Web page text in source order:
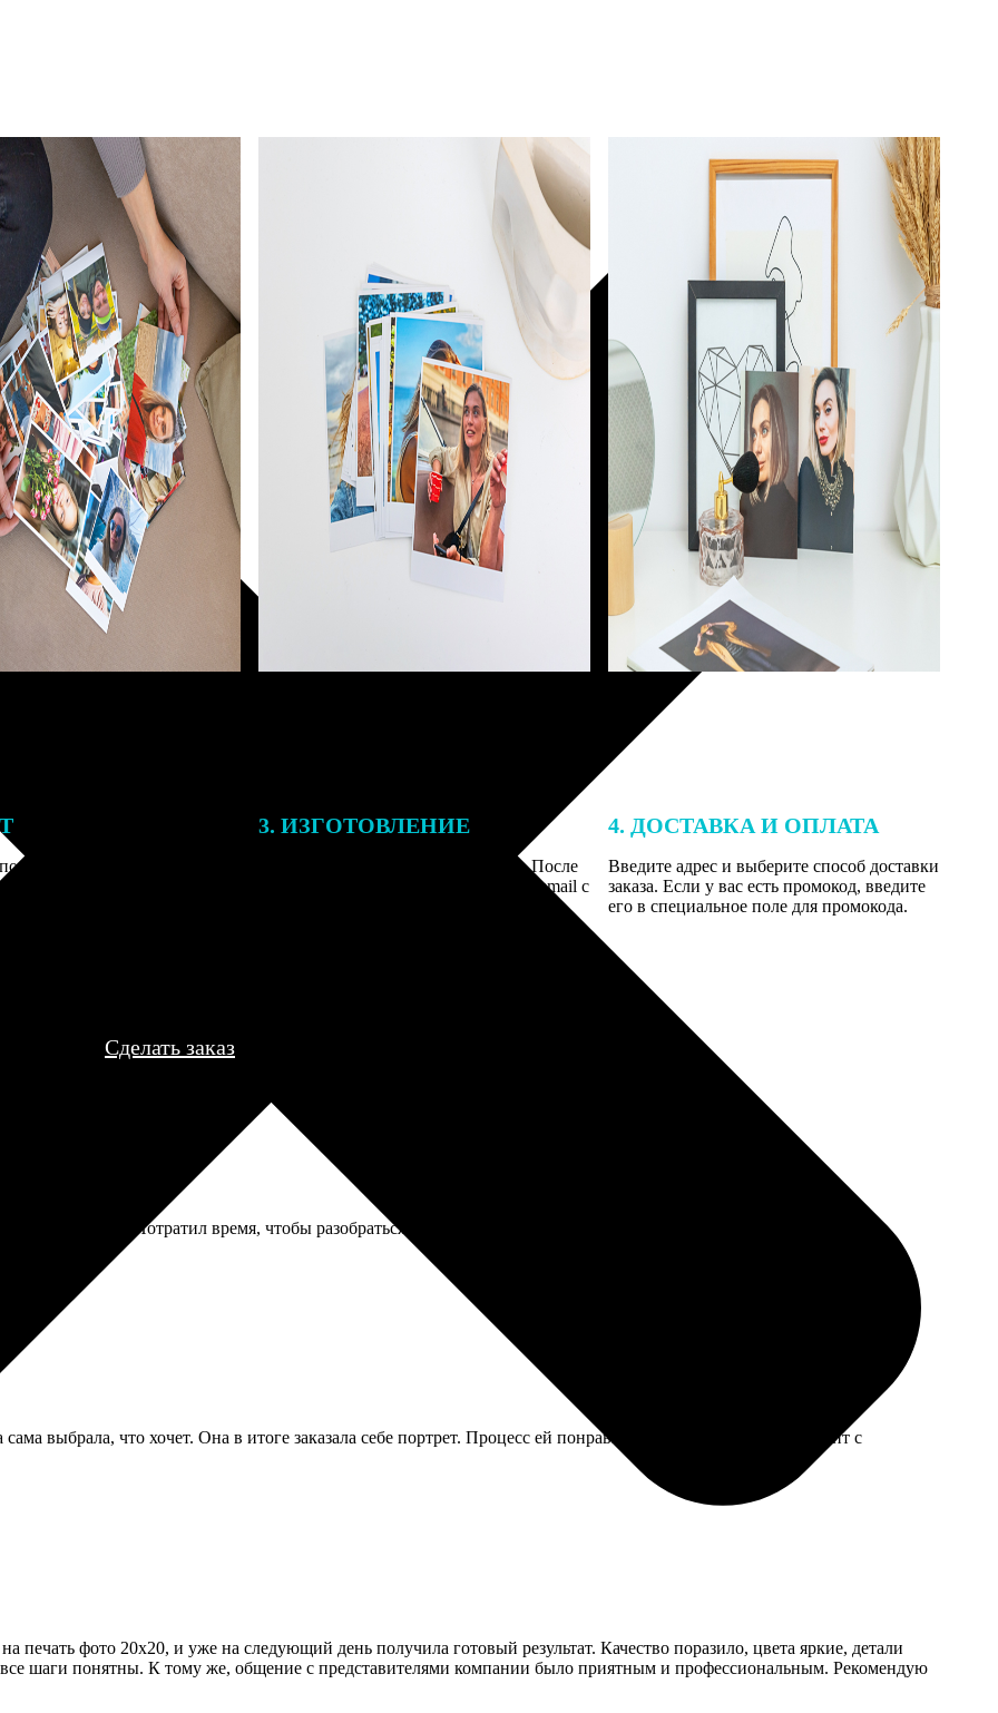
заказа к печати
могут связаться с Вами
телефону или email для
деталей.
3. ИЗГОТОВЛЕНИЕ
Оплатите заказ банковской картой. После
оплаты получите подтверждение на email с
описанием заказа. Когда отправим заказ
4. ДОСТАВКА И ОПЛАТА
Введите адрес и выберите способ доставки
заказа. Если у вас есть промокод, введите
его в специальное поле для промокода.
Сделать заказ
запутанный. Потратил время, чтобы разобраться, как сделать фотокнигу, зато результат порадовал — страницы
выбрала, что хочет. Она в итоге заказала себе портрет. Процесс ей понравился, хотя она не очень дружит с
печать фото 20х20, и уже на следующий день получила готовый результат. Качество поразило, цвета яркие, детали
шаги понятны. К тому же, общение с представителями компании было приятным и профессиональным. Рекомендую